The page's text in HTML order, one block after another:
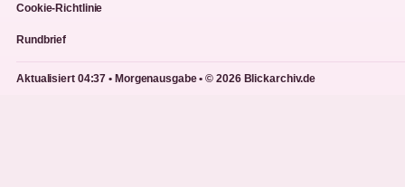
Cookie-Richtlinie
Rundbrief
Aktualisiert 04:37 • Morgenausgabe • © 2026 Blickarchiv.de